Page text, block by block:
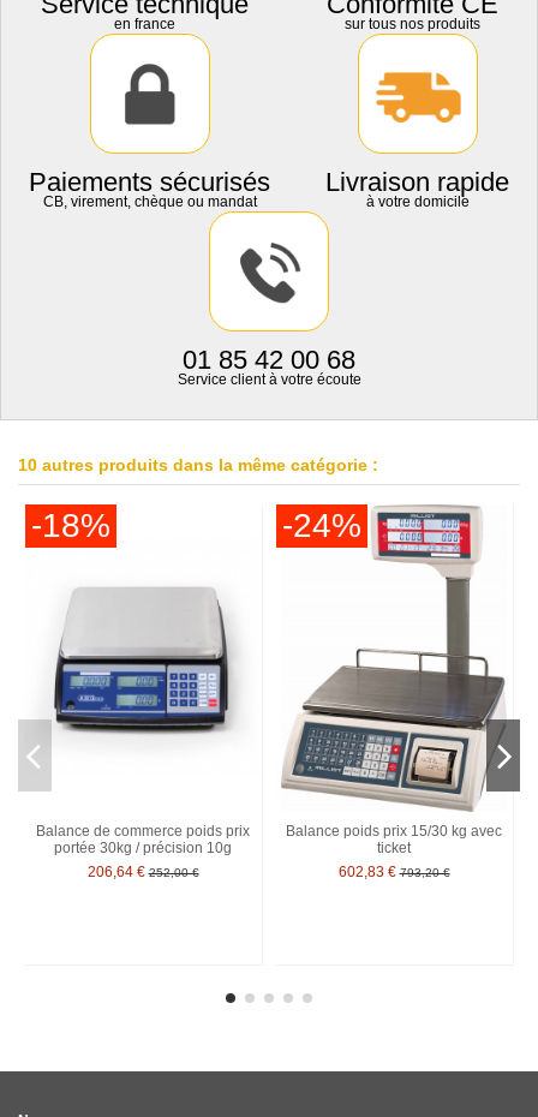
en france sur tous nos produits
Paiements sécurisés
CB, virement, chèque ou mandat
Livraison rapide
à votre domicile
01 85 42 00 68
Service client à votre écoute
10 autres produits dans la même catégorie :
-18%
Balance de commerce poids prix
portée 30kg / précision 10g
206,64 € 252,00 €
-24%
Balance poids prix 15/30 kg avec
ticket
602,83 € 793,20 €